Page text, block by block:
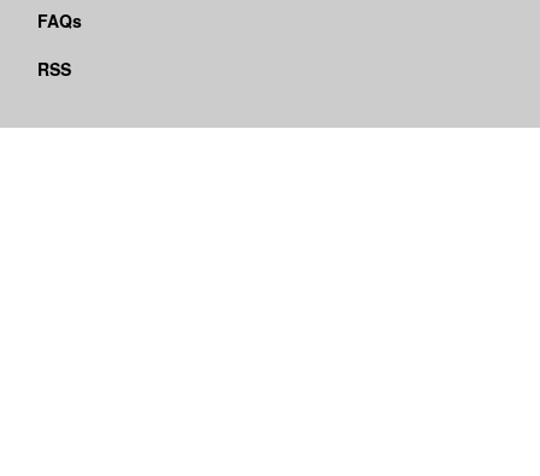
FAQs
RSS